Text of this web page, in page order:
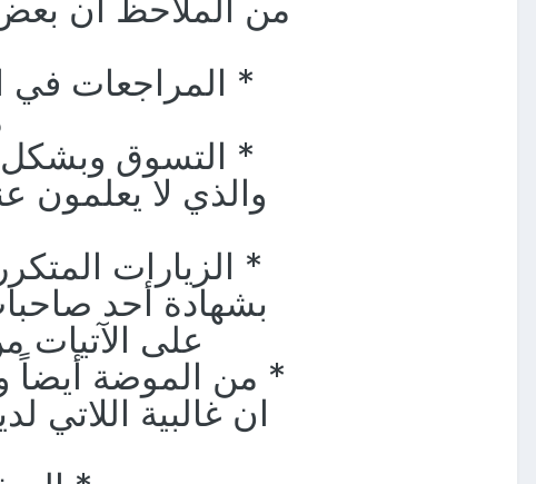
من الملاحظ أن
* المراجعات في
* التسوق وبشكل
والذي لا يعلمون
* الزيارات
بشهادة أحد
على الآتيات
* من الموضة أيضاً
ان غالبية